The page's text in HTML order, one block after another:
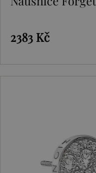
2383 Kč